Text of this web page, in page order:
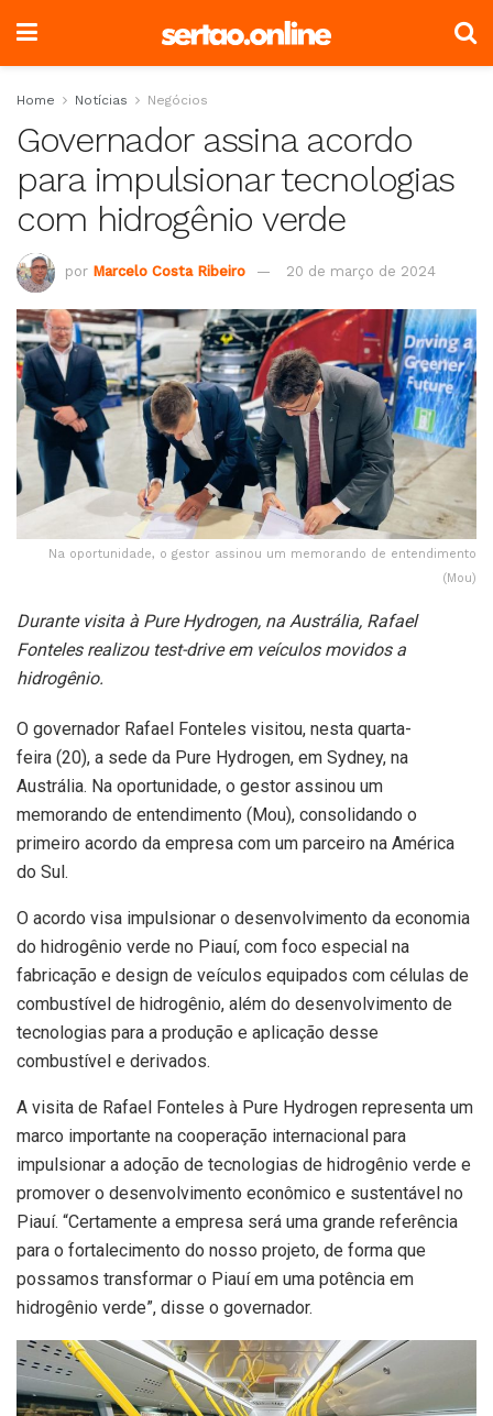
Home Notícias Negócios
Governador assina acordo
para impulsionar tecnologias
com hidrogênio verde
por Marcelo Costa Ribeiro 20 de março de 2024
Na oportunidade, o gestor assinou um memorando de entendimento
(Mou)
Durante visita à Pure Hydrogen, na Austrália, Rafael
Fonteles realizou test-drive em veículos movidos a
hidrogênio.
O governador Rafael Fonteles visitou, nesta quarta-
feira (20), a sede da Pure Hydrogen, em Sydney, na
Austrália. Na oportunidade, o gestor assinou um
memorando de entendimento (Mou), consolidando o
primeiro acordo da empresa com um parceiro na América
do Sul.
O acordo visa impulsionar o desenvolvimento da economia
do hidrogênio verde no Piauí, com foco especial na
fabricação e design de veículos equipados com células de
combustível de hidrogênio, além do desenvolvimento de
tecnologias para a produção e aplicação desse
combustível e derivados.
A visita de Rafael Fonteles à Pure Hydrogen representa um
marco importante na cooperação internacional para
impulsionar a adoção de tecnologias de hidrogênio verde e
promover o desenvolvimento econômico e sustentável no
Piauí. “Certamente a empresa será uma grande referência
para o fortalecimento do nosso projeto, de forma que
possamos transformar o Piauí em uma potência em
hidrogênio verde”, disse o governador.